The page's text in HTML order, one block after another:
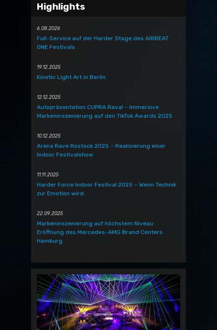
Highlights
6.08.2026
Full-Service auf der Harder Stage des AIRBEAT
ONE Festivals
19.12.2025
Kinetic Light Art in Berlin
12.12.2025
Autopräsentation CUPRA Raval – Immersive
Markeninszenierung auf den TikTok Awards 2025
10.12.2025
Arena Rave Rostock 2025 – Realisierung einer
Indoor Festivalshow
11.11.2025
Harder Force Indoor Festival 2025 – Wenn Technik
zur Emotion wird
22.09.2025
Markeninszenierung auf höchstem Niveau:
Eröffnung des Mercedes-AMG Brand Centers
Hamburg